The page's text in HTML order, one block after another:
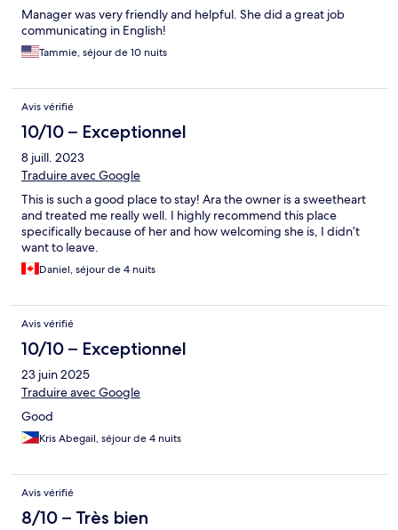
Manager was very friendly and helpful. She did a great job
communicating in English!
Tammie, séjour de 10 nuits
Avis vérifié
10/10 – Exceptionnel
8 juill. 2023
Traduire avec Google
This is such a good place to stay! Ara the owner is a sweetheart
and treated me really well. I highly recommend this place
specifically because of her and how welcoming she is, I didn’t
want to leave.
Daniel, séjour de 4 nuits
Avis vérifié
10/10 – Exceptionnel
23 juin 2025
Traduire avec Google
Good
Kris Abegail, séjour de 4 nuits
Avis vérifié
8/10 – Très bien